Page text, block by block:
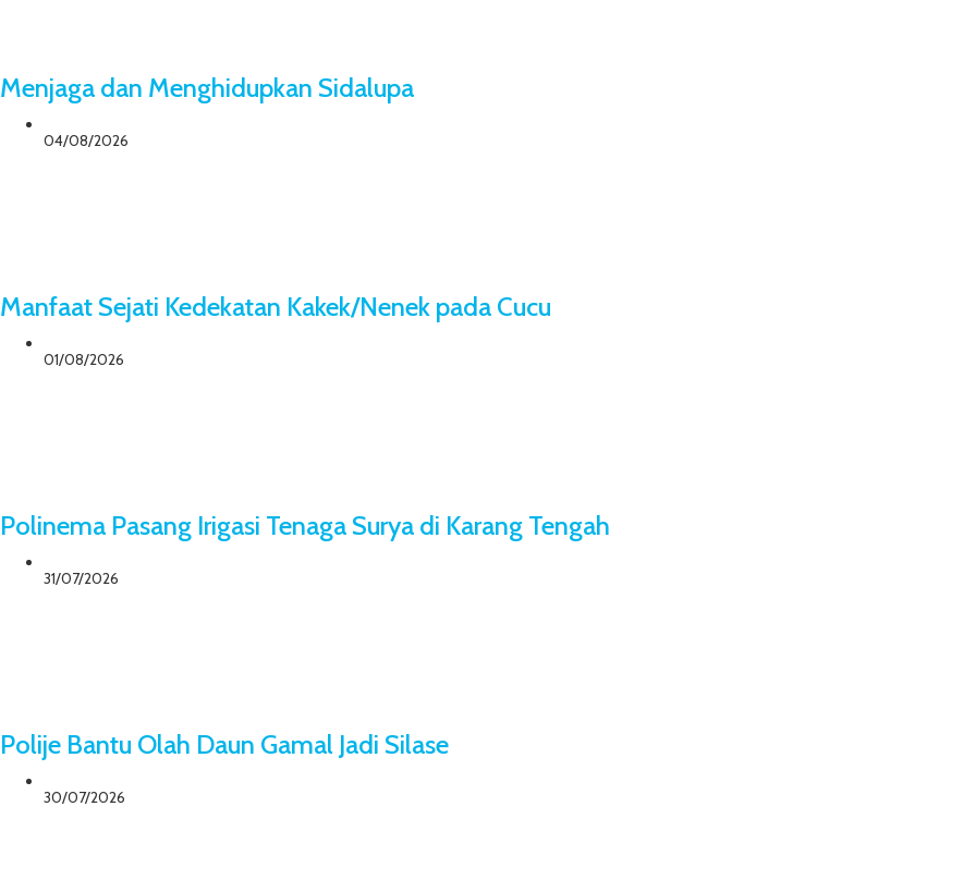
Menjaga dan Menghidupkan Sidalupa
04/08/2026
Manfaat Sejati Kedekatan Kakek/Nenek pada Cucu
01/08/2026
Polinema Pasang Irigasi Tenaga Surya di Karang Tengah
31/07/2026
Polije Bantu Olah Daun Gamal Jadi Silase
30/07/2026